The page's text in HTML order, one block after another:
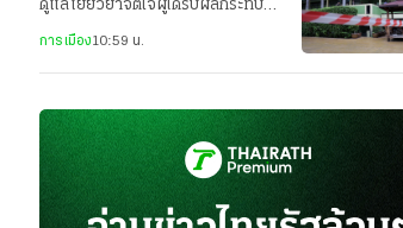
ดูแลเยียวยาจิตใจผู้ได้รับผลกระทบ
เหตุสลดโรงเรียนเทพศิรินทร์ นนทบุรี
การเมือง10:59 น.